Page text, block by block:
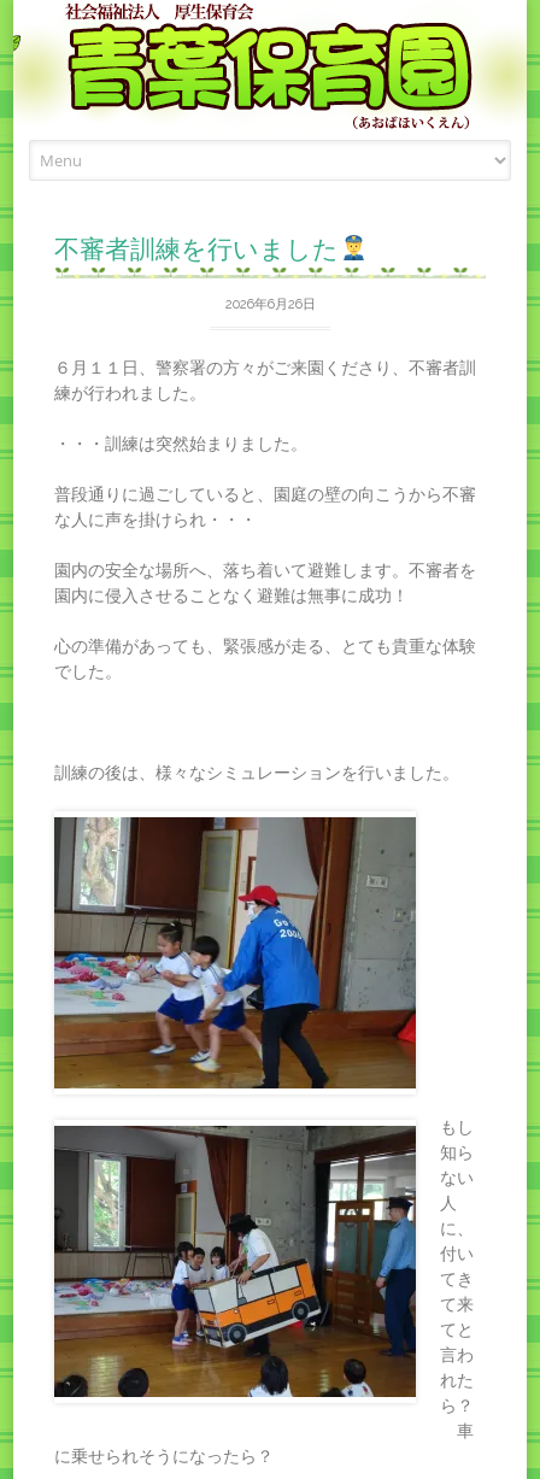
to
不審者訓練を行いました
2026年6月26日
６月１１日、警察署の方々がご来園くださり、不審者訓
練が行われました。
・・・訓練は突然始まりました。
普段通りに過ごしていると、園庭の壁の向こうから不審
な人に声を掛けられ・・・
園内の安全な場所へ、落ち着いて避難します。不審者を
園内に侵入させることなく避難は無事に成功！
心の準備があっても、緊張感が走る、とても貴重な体験
でした。
訓練の後は、様々なシミュレーションを行いました。
もし
知ら
ない
人
に、
付い
てき
て来
てと
言わ
れた
ら？
車
に乗せられそうになったら？